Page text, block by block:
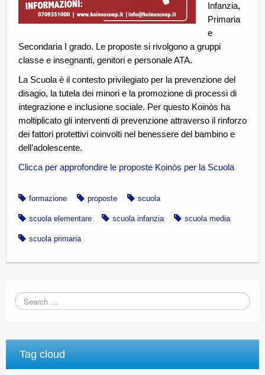
Infanzia,
Primaria
e
Secondaria I grado. Le proposte si rivolgono a gruppi
classe e insegnanti, genitori e personale ATA.
La Scuola è il contesto privilegiato per la prevenzione del
disagio, la tutela dei minori e la promozione di processi di
integrazione e inclusione sociale. Per questo Koinòs ha
moltiplicato gli interventi di prevenzione attraverso il rinforzo
dei fattori protettivi coinvolti nel benessere del bambino e
dell’adolescente.
Clicca per approfondire le proposte Koinòs per la Scuola
formazione proposte scuola
scuola elementare scuola infanzia scuola media
scuola primaria
Tag cloud